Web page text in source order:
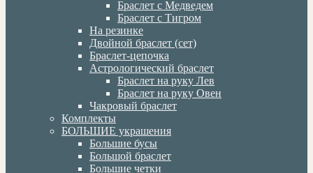
Браслет с Медведем
Браслет с Тигром
На резинке
Двойной браслет (сет)
Браслет-цепочка
Астрологический браслет
Браслет на руку Лев
Браслет на руку Овен
Чакровый браслет
Комплекты
БОЛЬШИЕ украшения
Большие бусы
Большой браслет
Большие четки